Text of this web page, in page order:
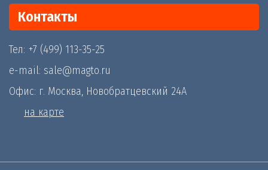
Контакты
Тел: +7 (499) 113-35-25
e-mail: sale@magto.ru
Офис: г. Москва, Новобратцевский 24А
на карте